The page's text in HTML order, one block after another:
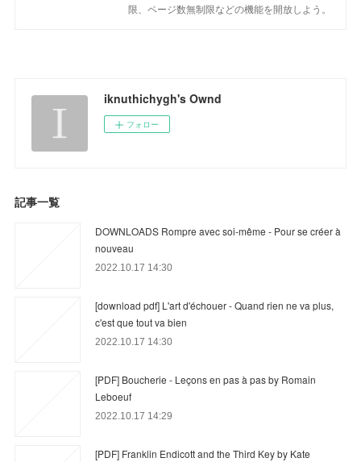
限、ページ数無制限などの機能を開放しよう。
iknuthichygh's Ownd
フォロー
記事一覧
DOWNLOADS Rompre avec soi-même - Pour se créer à
nouveau
2022.10.17 14:30
[download pdf] L'art d'échouer - Quand rien ne va plus,
c'est que tout va bien
2022.10.17 14:30
[PDF] Boucherie - Leçons en pas à pas by Romain
Leboeuf
2022.10.17 14:29
[PDF] Franklin Endicott and the Third Key by Kate